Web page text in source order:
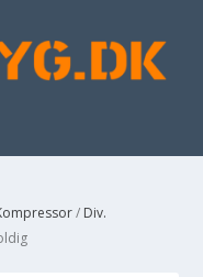
/ Div.